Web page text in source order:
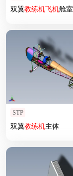
双翼教练机飞机舱室
STP
双翼教练机主体